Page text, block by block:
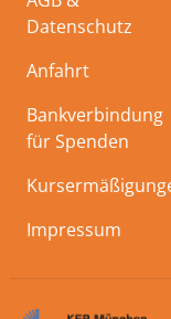
Datenschutz
Anfahrt
Bankverbindung
für Spenden
Impressum